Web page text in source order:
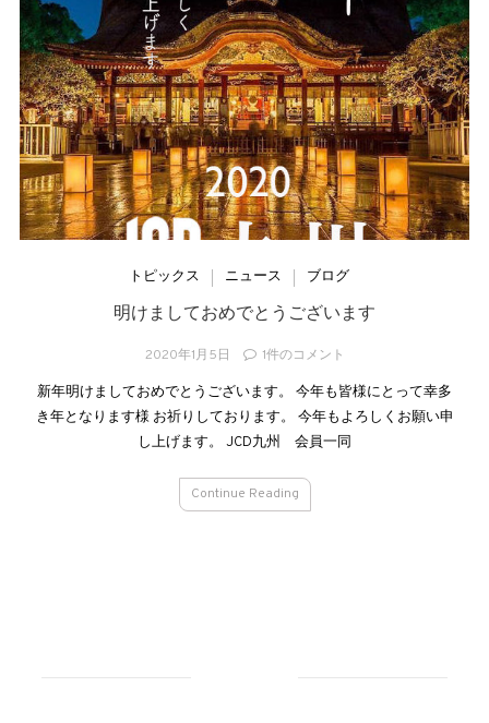
トピックス ニュース ブログ
明けましておめでとうございます
2020年1月5日 1件のコメント
新年明けましておめでとうございます。 今年も皆様にとって幸多
き年となります様 お祈りしております。 今年もよろしくお願い申
し上げます。 JCD九州 会員一同
Continue Reading